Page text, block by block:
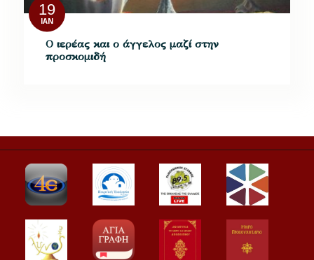
19
ΙΑΝ
Ο ιερέας και ο άγγελος μαζί στην
προσκομιδή